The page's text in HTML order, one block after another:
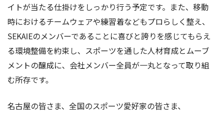
イトが当たる仕掛けをしっかり行う予定です。また、移動
時におけるチームウェアや練習着などもプロらしく整え、
SEKAIEのメンバーであることに喜びと誇りを感じてもらえ
る環境整備を約束し、スポーツを通した人材育成とムーブ
メントの醸成に、会社メンバー全員が一丸となって取り組
む所存です。
名古屋の皆さま、全国のスポーツ愛好家の皆さま、